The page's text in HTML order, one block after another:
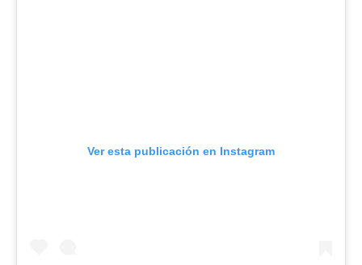
Ver esta publicación en Instagram